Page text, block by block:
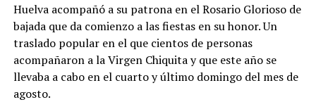
Huelva acompañó a su patrona en el Rosario Glorioso de
bajada que da comienzo a las fiestas en su honor. Un
traslado popular en el que cientos de personas
acompañaron a la Virgen Chiquita y que este año se
llevaba a cabo en el cuarto y último domingo del mes de
agosto.